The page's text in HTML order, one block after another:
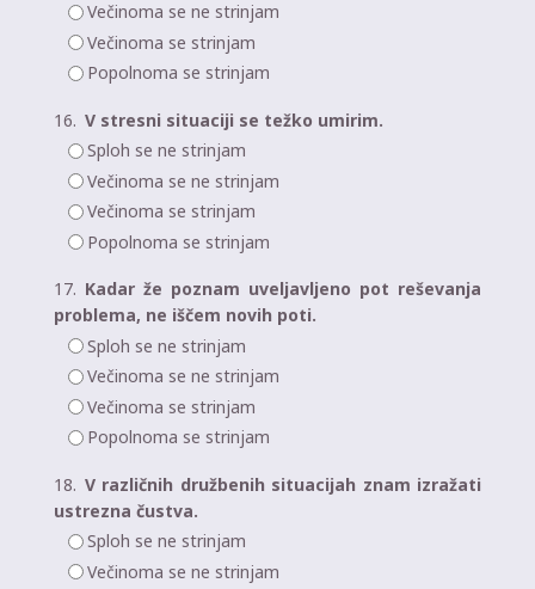
Večinoma se ne strinjam
Večinoma se strinjam
Popolnoma se strinjam
16. V stresni situaciji se težko umirim.
Sploh se ne strinjam
Večinoma se ne strinjam
Večinoma se strinjam
Popolnoma se strinjam
17. Kadar že poznam uveljavljeno pot reševanja
problema, ne iščem novih poti.
Sploh se ne strinjam
Večinoma se ne strinjam
Večinoma se strinjam
Popolnoma se strinjam
18. V različnih družbenih situacijah znam izražati
ustrezna čustva.
Sploh se ne strinjam
Večinoma se ne strinjam